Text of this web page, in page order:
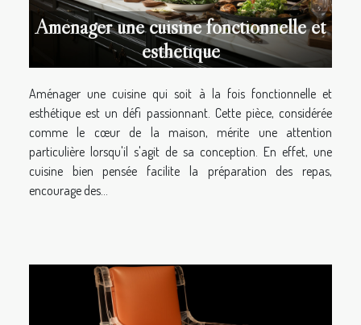
Aménager une cuisine fonctionnelle et
esthétique
Aménager une cuisine qui soit à la fois fonctionnelle et
esthétique est un défi passionnant. Cette pièce, considérée
comme le cœur de la maison, mérite une attention
particulière lorsqu'il s'agit de sa conception. En effet, une
cuisine bien pensée facilite la préparation des repas,
encourage des...